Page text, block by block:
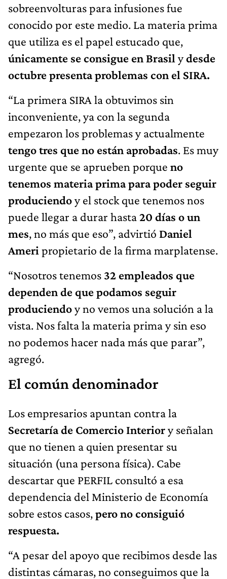
sobreenvolturas para infusiones fue
conocido por este medio. La materia prima
que utiliza es el papel estucado que,
únicamente se consigue en Brasil ydesde
octubre presenta problemas con el SIRA.
“La primera SIRA la obtuvimos sin
inconveniente, ya con la segunda
empezaron los problemas y actualmente
tengo tres que no están aprobadas. Es muy
urgente que se aprueben porque no
tenemos materia prima para poder seguir
produciendoy el stock que tenemos nos
puede llegar a durar hasta20 días o un
mes, no más que eso”, advirtió Daniel
Ameri propietario de la firma marplatense.
“Nosotros tenemos 32 empleados que
dependen de que podamos seguir
produciendoy no vemos una solución a la
vista. Nos falta la materia prima y sin eso
no podemos hacer nada más que parar”,
agregó.
El común denominador
Los empresarios apuntan contra la
Secretaría de Comercio Interiory señalan
que no tienen a quien presentar su
situación (una persona física). Cabe
descartar que PERFIL consultó a esa
dependencia del Ministerio de Economía
sobre estos casos,pero no consiguió
respuesta.
“A pesar del apoyo que recibimos desde las
distintas cámaras, no conseguimos que la